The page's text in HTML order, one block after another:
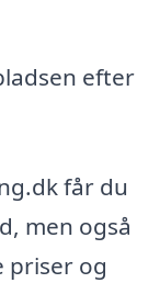
efter
får du
men også
priser og